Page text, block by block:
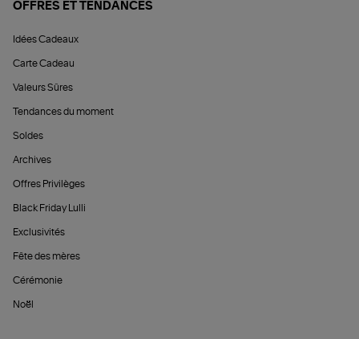
OFFRES ET TENDANCES
Idées Cadeaux
Carte Cadeau
Valeurs Sûres
Tendances du moment
Soldes
Archives
Offres Privilèges
Black Friday Lulli
Exclusivités
Fête des mères
Cérémonie
Noël